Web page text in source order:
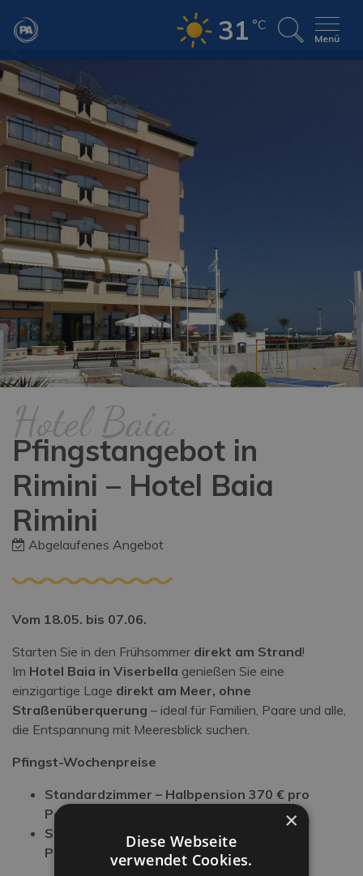
31 °C
Menü
Hotel Baia
Pfingstangebot in
Rimini – Hotel Baia
Rimini
Abgelaufenes Angebot
Vom 18.05. bis 07.06.
Starten Sie in den Frühsommer direkt am Strand!
Im Hotel Baia in Viserbella genießen Sie eine
einzigartige Lage direkt am Meer, ohne
Straßenüberquerung – ideal für Familien, Paare und alle,
die Entspannung mit Meeresblick suchen.
Pfingst-Wochenpreise
Standardzimmer – Halbpension 370 € pro
Person pro Woche
Standardzimmer – Vollpension
Person pro Woche
×
Diese Webseite
verwendet Cookies.